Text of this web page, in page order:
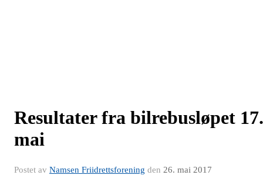
Resultater fra bilrebusløpet 17.
mai
Postet av Namsen Friidrettsforening den 26. mai 2017